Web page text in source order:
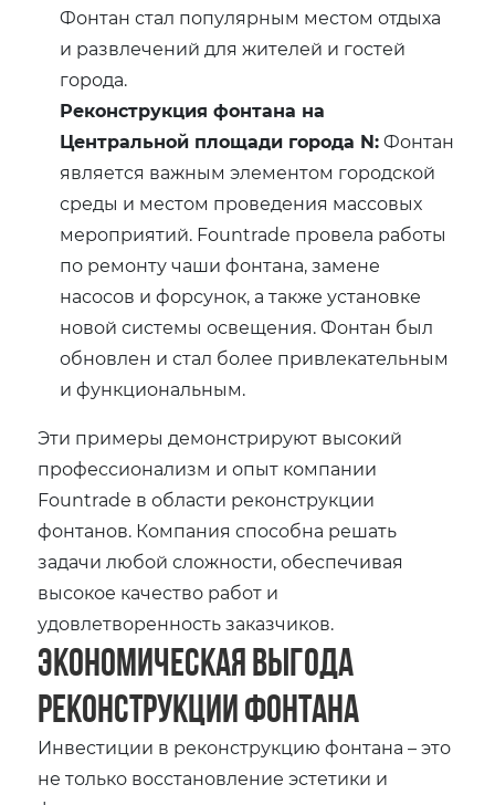
Фонтан стал популярным местом отдыха
и развлечений для жителей и гостей
города.
Реконструкция фонтана на
Центральной площади города N:Фонтан
является важным элементом городской
среды и местом проведения массовых
мероприятий. Fountrade провела работы
по ремонту чаши фонтана, замене
насосов и форсунок, а также установке
новой системы освещения. Фонтан был
обновлен и стал более привлекательным
и функциональным.
Эти примеры демонстрируют высокий
профессионализм и опыт компании
Fountrade в области реконструкции
фонтанов. Компания способна решать
задачи любой сложности, обеспечивая
высокое качество работ и
удовлетворенность заказчиков.
Экономическая выгода
реконструкции фонтана
Инвестиции в реконструкцию фонтана – это
не только восстановление эстетики и